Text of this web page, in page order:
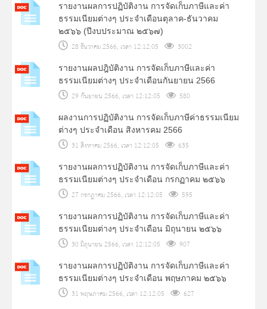
รายงานผลการปฏิบัติงาน การจัดเก็บภาษีและค่า
ธรรมเนียมต่างๆ ประจำเดือนตุลาค-ธันวาคม
๒๕๖๖ (ปีงบประมาณ ๒๕๖๗)
28 ธันวาคม 2566, เวลา 12:12:05 3002
รายงานผลปฎิบัติงาน การจัดเก็บภาษีและค่า
ธรรมเนียมต่างๆ ประจำเดือนกันยายน 2566
29 กันยายน 2566, เวลา 12:12:05 580
ผลงานการปฏิบัติงาน การจัดเก็บภาษีค่าธรรมเนียม
ต่างๆ ประจำเดือน สิงหารคม 2566
31 สิงหาคม 2566, เวลา 12:12:05 635
รายงานผลการปฏิบัติงาน การจัดเก็บภาษีและค่า
ธรรมเนียมต่างๆ ประจำเดือน กรกฏาคม ๒๕๖๖
27 กรกฎาคม 2566, เวลา 12:12:05 595
รายงานผลการปฏิบัติงาน การจัดเก็บภาษีและค่า
ธรรมเนียมต่างๆ ประจำเดือน มิถุนายน ๒๕๖๖
30 มิถุนายน 2566, เวลา 12:12:05 907
รายงานผลการปฏิบัติงาน การจัดเก็บภาษีและค่า
ธรรมเนียมต่างๆ ประจำเดือน พฤษภาคม ๒๕๖๖
31 พฤษภาคม 2566, เวลา 12:12:05 627